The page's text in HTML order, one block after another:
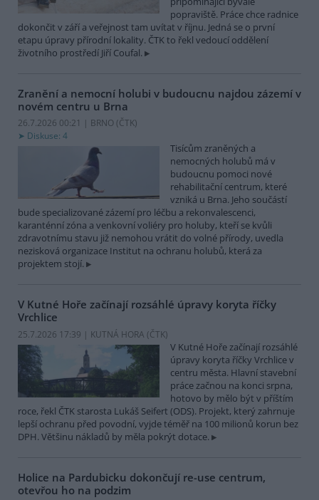
popraviště. Práce chce radnice
dokončit v září a veřejnost tam uvítat v říjnu. Jedná se o první
etapu úpravy přírodní lokality. ČTK to řekl vedoucí oddělení
životního prostředí Jiří Coufal.
Zranění a nemocní holubi v budoucnu najdou zázemí v
novém centru u Brna
26.7.2026 00:21 | BRNO (ČTK)
Diskuse: 4
Tisícům zraněných a
nemocných holubů má v
budoucnu pomoci nové
rehabilitační centrum, které
vzniká u Brna. Jeho součástí
bude specializované zázemí pro léčbu a rekonvalescenci,
karanténní zóna a venkovní voliéry pro holuby, kteří se kvůli
zdravotnímu stavu již nemohou vrátit do volné přírody, uvedla
nezisková organizace Institut na ochranu holubů, která za
projektem stojí.
V Kutné Hoře začínají rozsáhlé úpravy koryta říčky
Vrchlice
25.7.2026 17:39 | KUTNÁ HORA (ČTK)
V Kutné Hoře začínají rozsáhlé
úpravy koryta říčky Vrchlice v
centru města. Hlavní stavební
práce začnou na konci srpna,
hotovo by mělo být v příštím
roce, řekl ČTK starosta Lukáš Seifert (ODS). Projekt, který zahrnuje
lepší ochranu před povodní, vyjde téměř na 100 milionů korun bez
DPH. Většinu nákladů by měla pokrýt dotace.
Holice na Pardubicku dokončují re-use centrum,
otevřou ho na podzim